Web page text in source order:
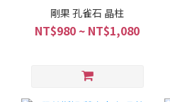
剛果 孔雀石 晶柱
NT$980 ~ NT$1,080